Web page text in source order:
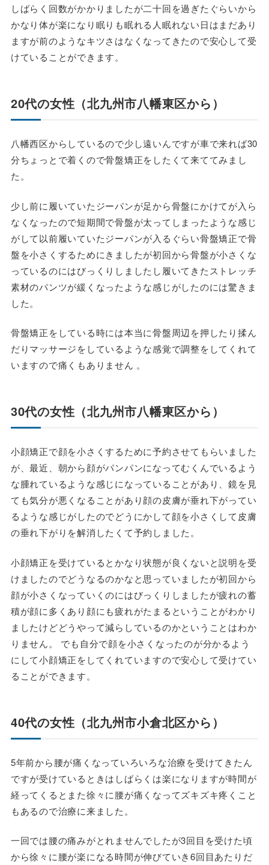
しばらく回数がかかりましたが二十回を過ぎたぐらいから
かなり体が楽になり眠りも眠れる人眠れない日はまだあり
ますが前のようなキツさはなくなってきたので安心して受
けていることができます。
20代の女性（北九州市八幡東区から）
八幡西区からしているので少し遠いんですが車で来れば30
分ちょっとで着くので骨盤矯正をしたくて来ててみまし
た。
少し前に履いていたジーパンが足から骨盤にかけてが入ら
なくなったので短期間で骨盤が太ってしまったような感じ
がして以前履いていたジーパンが入るぐらい骨盤矯正で骨
盤を小さくするためにきましたが初回から骨盤が小さくな
っているのにはびっくりしましたし履いてきたストレッチ
素材のパンツが緩くなったような感じがしたのには驚きま
した。
骨盤矯正をしている時には本当に骨盤周辺を押したり揉ん
だりマッサージをしているような感覚で調整をしてくれて
いますので痛くもありません 。
30代の女性（北九州市八幡東区から）
小顔矯正で顔を小さくするために予約させてもらいました
が、最近、朝から顔がパンパンになってむくんでいるよう
な腫れているような感じになっていることがあり、鏡を見
ても気分が悪くなることがあり顔の皮膚が垂れ下がってい
るような感じがしたのでどうにかして顔を小さくして皮膚
の垂れ下がりを解消したくて予約しました。
小顔矯正を受けているとかなり状態が良くないと説明を受
けましたのでどうなるのかなと思っていましたが初回から
顔が小さくなっていくのにはびっくりしましたが疲れの蓄
積が顔に多くあり顔にも疲れがたまるということがわかり
ましたけどどうやって減らしているのかということはわか
りません。 でも自分で顔を小さくなったのが分かるよう
にして小顔矯正をしてくれていますので安心して受けてい
ることができます。
40代の女性（北九州市小倉北区から）
5年前から腰が痛くなっていろいろな治療を受けてきたん
ですが受けているときはしばらくは楽になりますが時間が
経ってくるとまた徐々に腰が痛くなってズキズキ疼くこと
もあるので治療に来ました。
一回では腰の痛みがとれませんでしたが3回目を受けた頃
から徐々に腰が楽になる時間が伸びていき6回目あたりだ